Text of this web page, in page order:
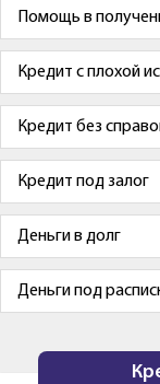
Помощь в
Кредит с плохой
Кредит без
Кредит под залог
Деньги в долг
Деньги под